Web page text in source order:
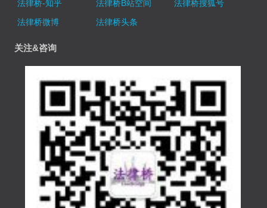
法律桥-知乎
法律桥B站空间
法律桥搜狐号
法律桥微博
法律桥头条
关注&咨询